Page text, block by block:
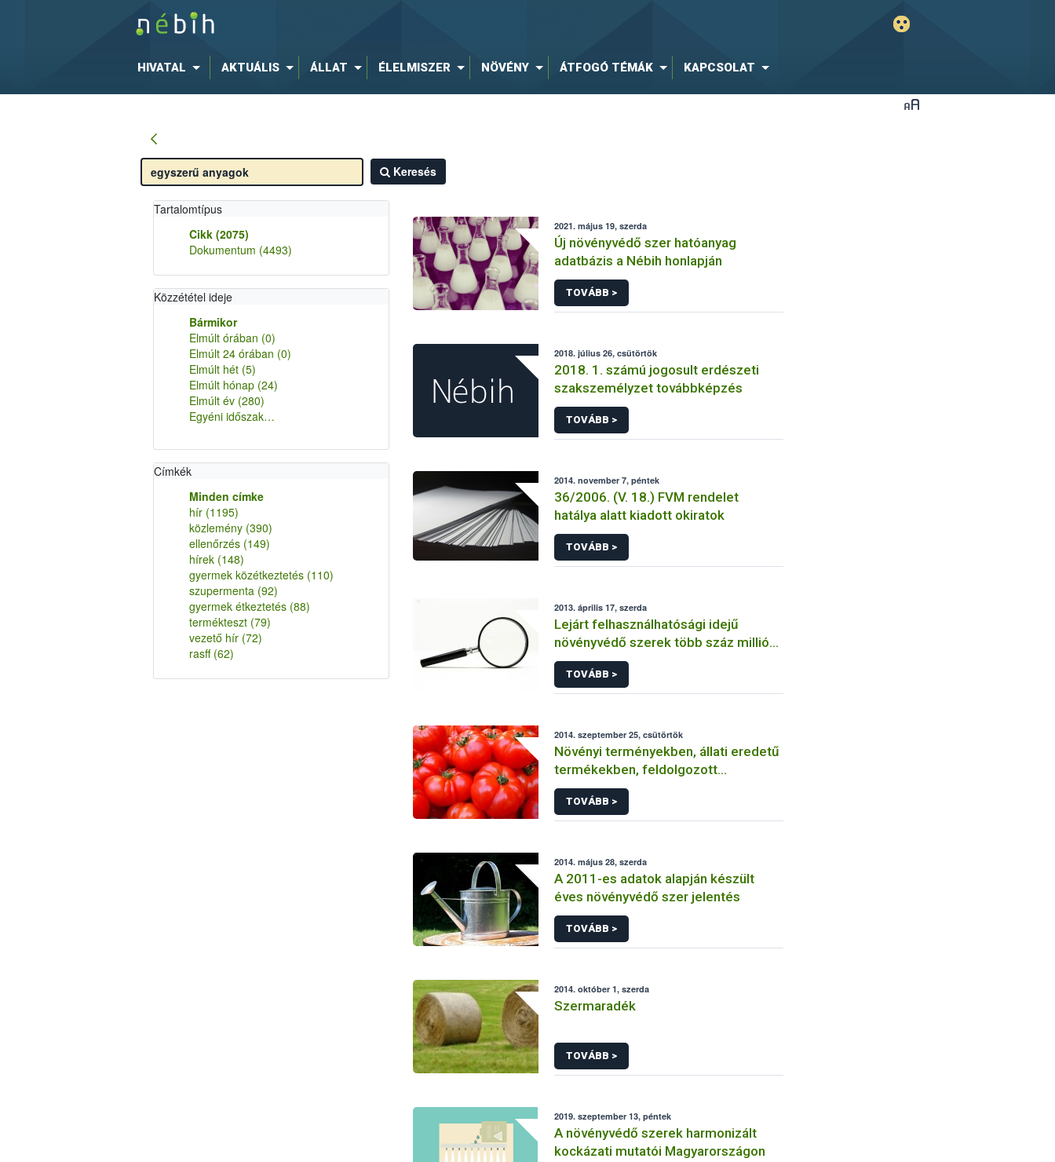
HIVATAL AKTUÁLIS ÁLLAT ÉLELMISZER NÖVÉNY ÁTFOGÓ TÉMÁK KAPCSOLAT
Keresés
Tartalomtípus
Cikk (2075)
Dokumentum (4493)
Közzététel ideje
Bármikor
Elmúlt órában (0)
Elmúlt 24 órában (0)
Elmúlt hét (5)
Elmúlt hónap (24)
Elmúlt év (280)
Egyéni időszak…
Címkék
Minden címke
hír (1195)
közlemény (390)
ellenőrzés (149)
hírek (148)
gyermek közétkeztetés (110)
szupermenta (92)
gyermek étkeztetés (88)
termékteszt (79)
vezető hír (72)
rasff (62)
2021. május 19, szerda
Új növényvédő szer hatóanyag
adatbázis a Nébih honlapján
TOVÁBB >
2018. július 26, csütörtök
2018. 1. számú jogosult erdészeti
szakszemélyzet továbbképzés
TOVÁBB >
2014. november 7, péntek
36/2006. (V. 18.) FVM rendelet
hatálya alatt kiadott okiratok
TOVÁBB >
2013. április 17, szerda
Lejárt felhasználhatósági idejű
növényvédő szerek több száz milliós
forgalmát derítette fel a NÉBIH
TOVÁBB >
2014. szeptember 25, csütörtök
Növényi terményekben, állati eredetű
termékekben, feldolgozott
élelmiszerekben
TOVÁBB >
2014. május 28, szerda
A 2011-es adatok alapján készült
éves növényvédő szer jelentés
TOVÁBB >
2014. október 1, szerda
Szermaradék
TOVÁBB >
2019. szeptember 13, péntek
A növényvédő szerek harmonizált
kockázati mutatói Magyarországon